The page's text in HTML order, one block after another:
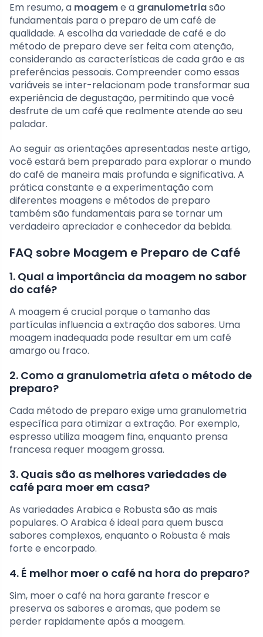
Em resumo, a moageme a granulometriasão
fundamentais para o preparo de um café de
qualidade. A escolha da variedade de café e do
método de preparo deve ser feita com atenção,
considerando as características de cada grão e as
preferências pessoais. Compreender como essas
variáveis se inter-relacionam pode transformar sua
experiência de degustação, permitindo que você
desfrute de um café que realmente atende ao seu
paladar.
Ao seguir as orientações apresentadas neste artigo,
você estará bem preparado para explorar o mundo
do café de maneira mais profunda e significativa. A
prática constante e a experimentação com
diferentes moagens e métodos de preparo
também são fundamentais para se tornar um
verdadeiro apreciador e conhecedor da bebida.
FAQ sobre Moagem e Preparo de Café
1. Qual a importância da moagem no sabor
do café?
A moagem é crucial porque o tamanho das
partículas influencia a extração dos sabores. Uma
moagem inadequada pode resultar em um café
amargo ou fraco.
2. Como a granulometria afeta o método de
preparo?
Cada método de preparo exige uma granulometria
específica para otimizar a extração. Por exemplo,
espresso utiliza moagem fina, enquanto prensa
francesa requer moagem grossa.
3. Quais são as melhores variedades de
café para moer em casa?
As variedades Arabica e Robusta são as mais
populares. O Arabica é ideal para quem busca
sabores complexos, enquanto o Robusta é mais
forte e encorpado.
4. É melhor moer o café na hora do preparo?
Sim, moer o café na hora garante frescor e
preserva os sabores e aromas, que podem se
perder rapidamente após a moagem.